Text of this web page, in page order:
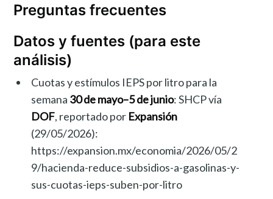
Preguntas frecuentes
Datos y fuentes (para este
análisis)
Cuotas y estímulos IEPS por litro para la
semana 30 de mayo–5 de junio: SHCP vía
DOF, reportado por Expansión
(29/05/2026):
https://expansion.mx/economia/2026/05/2
9/hacienda-reduce-subsidios-a-gasolinas-y-
sus-cuotas-ieps-suben-por-litro